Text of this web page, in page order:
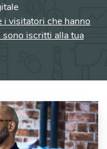
i visitatori che hanno
sono iscritti alla tua